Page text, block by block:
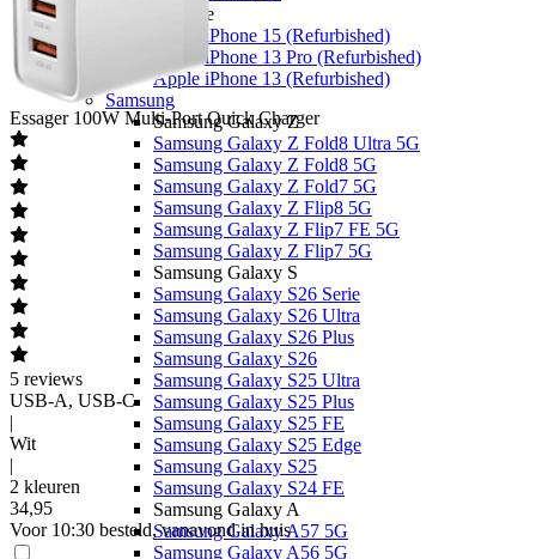
Overige
Apple iPhone 15 (Refurbished)
Apple iPhone 13 Pro (Refurbished)
Apple iPhone 13 (Refurbished)
Samsung
Samsung Galaxy Z
Samsung Galaxy Z Fold8 Ultra 5G
Samsung Galaxy Z Fold8 5G
Samsung Galaxy Z Fold7 5G
Samsung Galaxy Z Flip8 5G
Samsung Galaxy Z Flip7 FE 5G
Samsung Galaxy Z Flip7 5G
Samsung Galaxy S
Samsung Galaxy S26 Serie
Samsung Galaxy S26 Ultra
Samsung Galaxy S26 Plus
Samsung Galaxy S26
Samsung Galaxy S25 Ultra
Samsung Galaxy S25 Plus
Samsung Galaxy S25 FE
Samsung Galaxy S25 Edge
Samsung Galaxy S25
Samsung Galaxy S24 FE
Samsung Galaxy A
Samsung Galaxy A57 5G
Samsung Galaxy A56 5G
Essager 100W Multi-Port Quick Charger
5 reviews
USB-A, USB-C
|
Wit
|
2 kleuren
34,95
Voor 10:30 besteld, vanavond in huis